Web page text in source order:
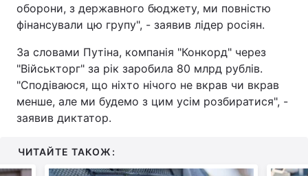
оборони, з державного бюджету, ми повністю
фінансували цю групу", - заявив лідер росіян.
За словами Путіна, компанія "Конкорд" через
"Військторг" за рік заробила 80 млрд рублів.
"Сподіваюся, що ніхто нічого не вкрав чи вкрав
менше, але ми будемо з цим усім розбиратися", -
заявив диктатор.
ЧИТАЙТЕ ТАКОЖ: